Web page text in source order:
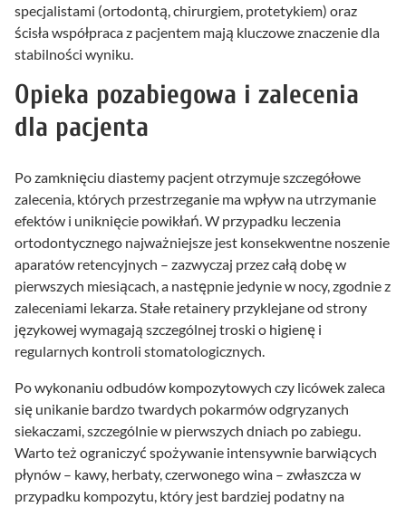
specjalistami (ortodontą, chirurgiem, protetykiem) oraz
ścisła współpraca z pacjentem mają kluczowe znaczenie dla
stabilności wyniku.
Opieka pozabiegowa i zalecenia
dla pacjenta
Po zamknięciu diastemy pacjent otrzymuje szczegółowe
zalecenia, których przestrzeganie ma wpływ na utrzymanie
efektów i uniknięcie powikłań. W przypadku leczenia
ortodontycznego najważniejsze jest konsekwentne noszenie
aparatów retencyjnych – zazwyczaj przez całą dobę w
pierwszych miesiącach, a następnie jedynie w nocy, zgodnie z
zaleceniami lekarza. Stałe retainery przyklejane od strony
językowej wymagają szczególnej troski o higienę i
regularnych kontroli stomatologicznych.
Po wykonaniu odbudów kompozytowych czy licówek zaleca
się unikanie bardzo twardych pokarmów odgryzanych
siekaczami, szczególnie w pierwszych dniach po zabiegu.
Warto też ograniczyć spożywanie intensywnie barwiących
płynów – kawy, herbaty, czerwonego wina – zwłaszcza w
przypadku kompozytu, który jest bardziej podatny na